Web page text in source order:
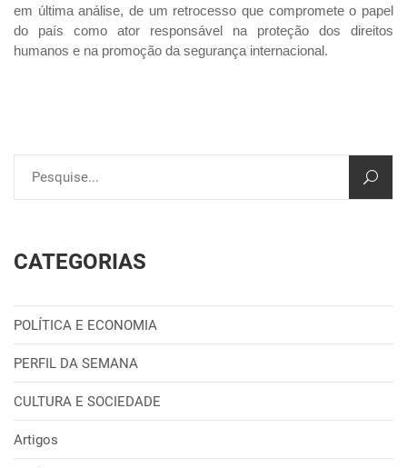
em última análise, de um retrocesso que compromete o papel
do país como ator responsável na proteção dos direitos
humanos e na promoção da segurança internacional.
CATEGORIAS
POLÍTICA E ECONOMIA
PERFIL DA SEMANA
CULTURA E SOCIEDADE
Artigos